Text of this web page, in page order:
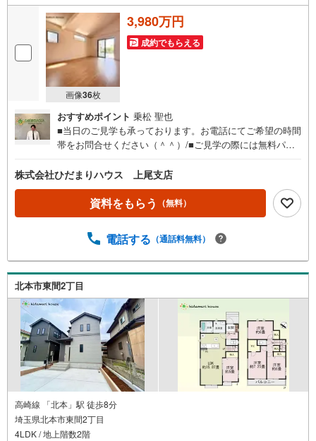
画像36枚
3,980万円
成約でもらえる
おすすめポイント 乗松 聖也
■当日のご見学も承っております。お電話にてご希望の時間
帯をお問合せください（＾＾）/■ご見学の際には無料パン
がらご見学できます☆彡■ご来店いただく際は、お客様駐車
場が店舗敷地内にございますので、お気軽にお越しくださ
い♪■現地待ち合わせ～現地解散でのお問合せは、ご指定の
時間帯に当社スタッフが向かいます。■「今週の土日に見て
（＾＾）/当日にお待たせすることなくスムーズにご見学で
い。お電話にて直接お問合せいただいてもご予約できます
☆彡■住宅ローン相談も承っております■■大きな買い物だ
からこそ、一つひとつ納得しながらマイホーム探しを進め
ていけます。■銀行選びや金利のことも、十分理解した上で
ご選択できます☆彡■現在、車のローンやキャッシングなど
のお借り入れがあってもご相談ください。■低金利の今だか
らこそ、住宅ローン審査が緩やかな傾向にあります。
株式会社ひだまりハウス 上尾支店
資料をもらう （無料）
電話する （通話料無料）
北本市東間2丁目
高崎線 「北本」駅 徒歩8分
埼玉県北本市東間2丁目
4LDK / 地上階数2階